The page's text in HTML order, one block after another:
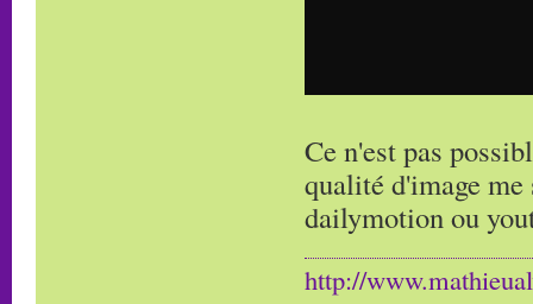
Ce n'est pas
qualité d'image
dailymotion ou
http://